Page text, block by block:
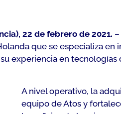
22 de febrero de 2021.
que se especializa en
experiencia en
A nivel operativo, la
equipo de Atos y